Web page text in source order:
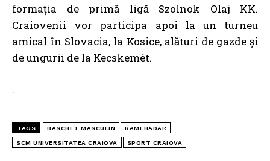
formația de primă ligă Szolnok Olaj KK.
Craiovenii vor participa apoi la un turneu
amical în Slovacia, la Kosice, alături de gazde și
de ungurii de la Kecskemét.
.
TAGS BASCHET MASCULIN RAMI HADAR
SCM UNIVERSITATEA CRAIOVA SPORT CRAIOVA